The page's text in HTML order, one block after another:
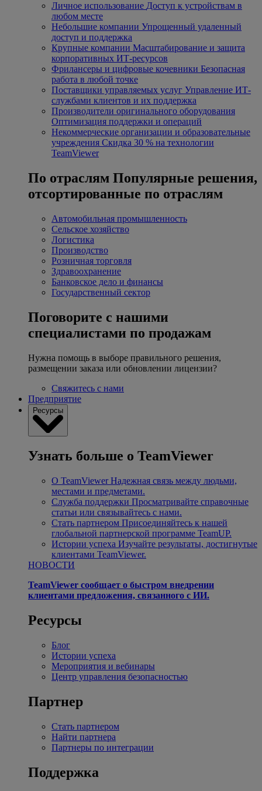
Личное использование Доступ к устройствам в
любом месте
Небольшие компании Упрощенный удаленный
доступ и поддержка
Крупные компании Масштабирование и защита
корпоративных ИТ-ресурсов
Фрилансеры и цифровые кочевники Безопасная
работа в любой точке
Поставщики управляемых услуг Управление ИТ-
службами клиентов и их поддержка
Производители оригинального оборудования
Оптимизация поддержки и операций
Некоммерческие организации и образовательные
учреждения Скидка 30 % на технологии
TeamViewer
По отраслям Популярные решения,
отсортированные по отраслям
Автомобильная промышленность
Сельское хозяйство
Логистика
Производство
Розничная торговля
Здравоохранение
Банковское дело и финансы
Государственный сектор
Поговорите с нашими
специалистами по продажам
Нужна помощь в выборе правильного решения,
размещении заказа или обновлении лицензии?
Свяжитесь с нами
Предприятие
Ресурсы
Узнать больше о TeamViewer
О TeamViewer Надежная связь между людьми,
местами и предметами.
Служба поддержки Просматривайте справочные
статьи или связывайтесь с нами.
Стать партнером Присоединяйтесь к нашей
глобальной партнерской программе TeamUP.
Истории успеха Изучайте результаты, достигнутые
клиентами TeamViewer.
НОВОСТИ
TeamViewer сообщает о быстром внедрении
клиентами предложения, связанного с ИИ.
Ресурсы
Блог
Истории успеха
Мероприятия и вебинары
Центр управления безопасностью
Партнер
Стать партнером
Найти партнера
Партнеры по интеграции
Поддержка